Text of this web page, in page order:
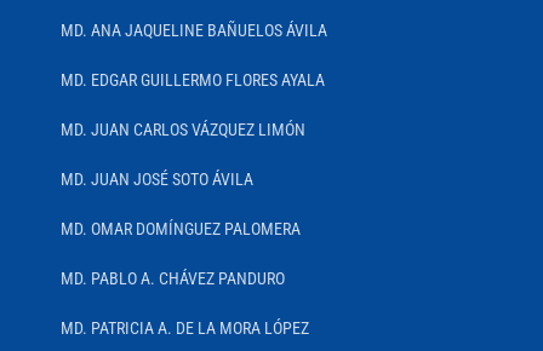
MD. ANA JAQUELINE BAÑUELOS ÁVILA
MD. EDGAR GUILLERMO FLORES AYALA
MD. JUAN CARLOS VÁZQUEZ LIMÓN
MD. JUAN JOSÉ SOTO ÁVILA
MD. OMAR DOMÍNGUEZ PALOMERA
MD. PABLO A. CHÁVEZ PANDURO
MD. PATRICIA A. DE LA MORA LÓPEZ